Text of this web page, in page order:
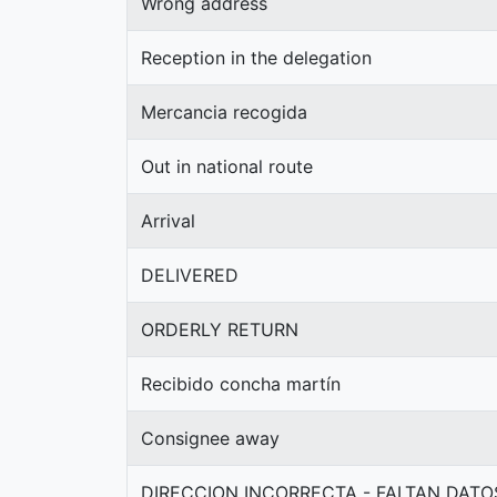
Reception in the delegation
Mercancia recogida
Out in national route
Arrival
DELIVERED
ORDERLY RETURN
Recibido concha martín
Consignee away
DIRECCION INCORRECTA - FALTAN